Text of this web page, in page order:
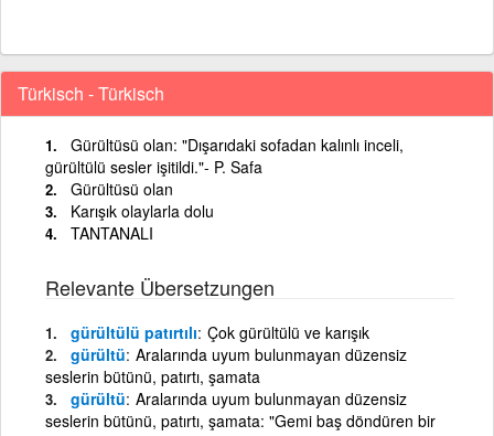
Türkisch - Türkisch
Gürültüsü olan: "Dışarıdaki sofadan kalınlı inceli,
gürültülü sesler işitildi."- P. Safa
Gürültüsü olan
Karışık olaylarla dolu
TANTANALI
Relevante Übersetzungen
gürültülü patırtılı Çok gürültülü ve karışık
gürültü Aralarında uyum bulunmayan düzensiz
seslerin bütünü, patırtı, şamata
gürültü Aralarında uyum bulunmayan düzensiz
seslerin bütünü, patırtı, şamata: "Gemi baş döndüren bir